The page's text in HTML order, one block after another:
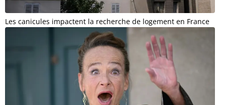
Les canicules impactent la recherche de logement en France